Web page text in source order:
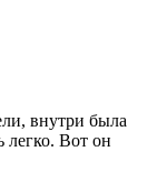
внутри была
легко. Вот он